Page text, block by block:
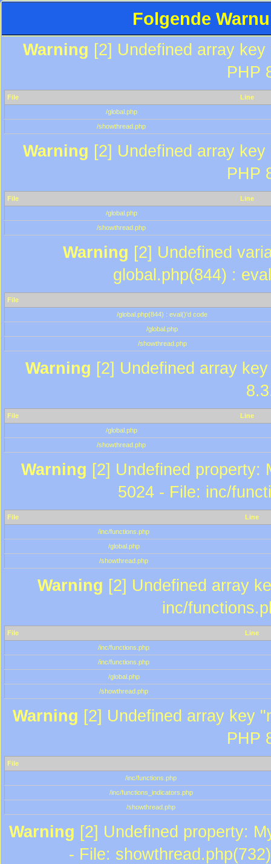
Folgende
Warning [2] Undefined array
PHP
File
Line
/global.php
/showthread.php
Warning [2] Undefined array
PHP
File
Line
/global.php
/showthread.php
Warning [2] Undefined
global.php(844) :
File
/global.php(844) : eval()'d code
/global.php
/showthread.php
Warning [2] Undefined array
File
Line
/global.php
/showthread.php
Warning [2] Undefined property:
5024 - File: inc/
File
Line
/inc/functions.php
/global.php
/showthread.php
Warning [2] Undefined array
inc/
File
Line
/inc/functions.php
/inc/functions.php
/global.php
/showthread.php
Warning [2] Undefined array key
PHP
File
/inc/functions.php
/inc/functions_indicators.php
/showthread.php
Warning [2] Undefined property:
- File: